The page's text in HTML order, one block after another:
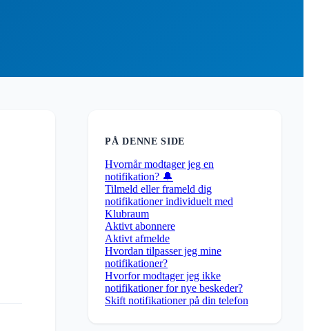
PÅ DENNE SIDE
Hvornår modtager jeg en
notifikation? 🔔
Tilmeld eller frameld dig
notifikationer individuelt med
Klubraum
Aktivt abonnere
Aktivt afmelde
Hvordan tilpasser jeg mine
notifikationer?
Hvorfor modtager jeg ikke
notifikationer for nye beskeder?
Skift notifikationer på din telefon